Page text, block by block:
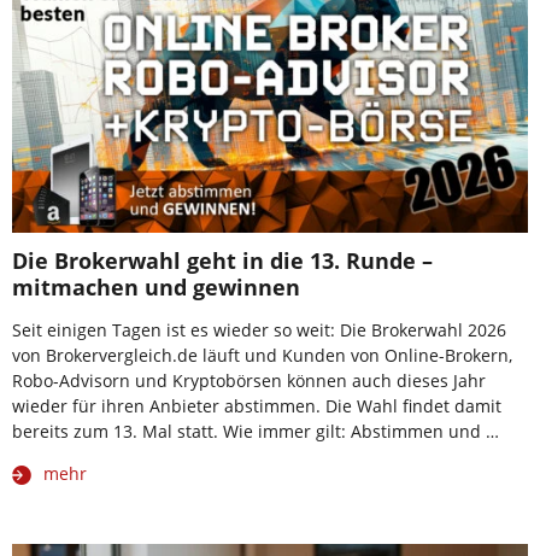
Die Brokerwahl geht in die 13. Runde –
mitmachen und gewinnen
Seit einigen Tagen ist es wieder so weit: Die Brokerwahl 2026
von Brokervergleich.de läuft und Kunden von Online-Brokern,
Robo-Advisorn und Kryptobörsen können auch dieses Jahr
wieder für ihren Anbieter abstimmen. Die Wahl findet damit
bereits zum 13. Mal statt. Wie immer gilt: Abstimmen und …
mehr